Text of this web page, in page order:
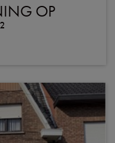
OP